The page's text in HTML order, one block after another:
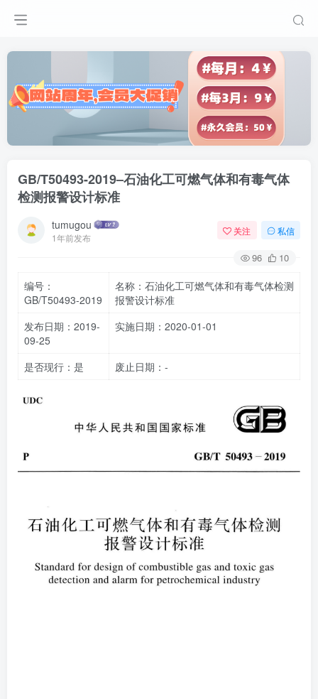
GB/T50493-2019–石油化工可燃气体和有毒气体
检测报警设计标准
tumugou
1年前发布
关注 私信
96 10
编号：
GB/T50493-2019
名称：石油化工可燃气体和有毒气体检测
报警设计标准
发布日期：2019-
09-25
实施日期：2020-01-01
是否现行：是 废止日期：-